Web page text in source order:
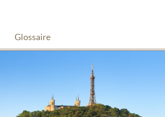
Glossaire